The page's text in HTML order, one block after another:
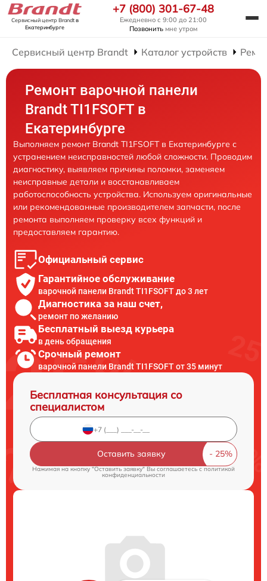
Сервисный центр Brandtв
Екатеринбурге
+7 (800) 301-67-48
Ежедневно с 9:00 до 21:00
Позвонить мне утром
Сервисный центр Brandt Каталог устройств
Ремонт варочной панели
Brandt TI1FSOFT в
Екатеринбурге
Выполняем ремонт Brandt TI1FSOFT в Екатеринбурге с
устранением неисправностей любой сложности. Проводим
диагностику, выявляем причины поломки, заменяем
неисправные детали и восстанавливаем
работоспособность устройства. Используем оригинальные
или рекомендованные производителем запчасти, после
ремонта выполняем проверку всех функций и
предоставляем гарантию.
Официальный сервис
Гарантийное обслуживание
варочной панели Brandt TI1FSOFT до 3 лет
Диагностика за наш счет,
ремонт по желанию
Бесплатный выезд курьера
в день обращения
Срочный ремонт
варочной панели Brandt TI1FSOFT от 35 минут
Бесплатная консультация со
специалистом
Оставить заявку
Нажимая на кнопку "Оставить заявку" Вы соглашаетесь cполитикой
конфиденциальности